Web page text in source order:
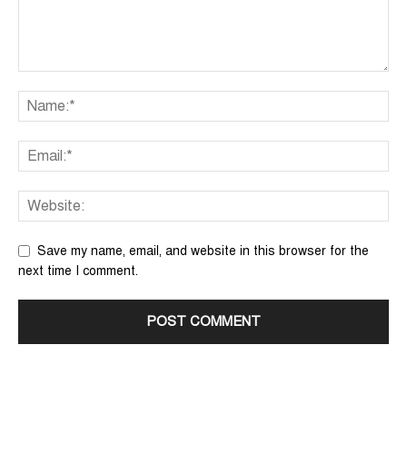
Save my name, email, and website in this browser for the
next time I comment.